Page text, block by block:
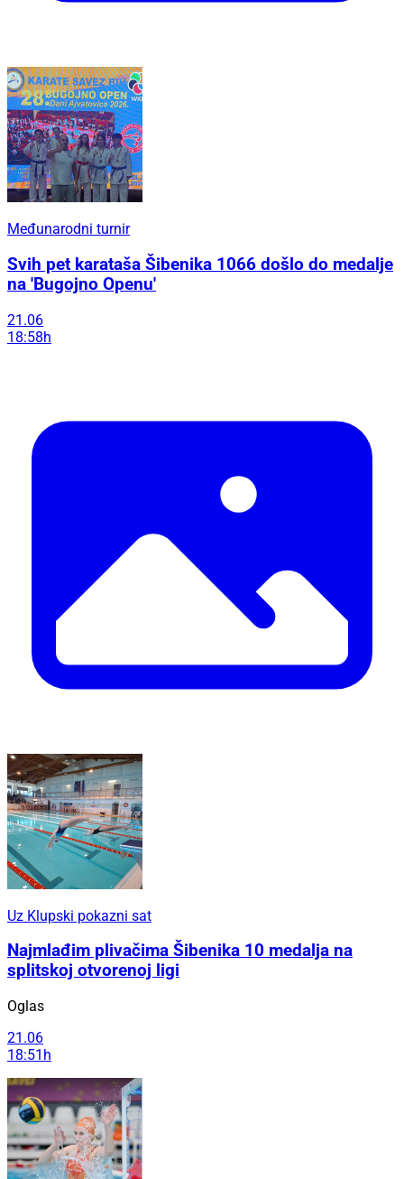
Međunarodni turnir
Svih pet karataša Šibenika 1066 došlo do medalje
na 'Bugojno Openu'
21.06
18:58h
Uz Klupski pokazni sat
Najmlađim plivačima Šibenika 10 medalja na
splitskoj otvorenoj ligi
Oglas
21.06
18:51h